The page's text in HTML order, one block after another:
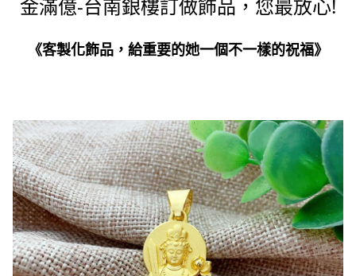
金滿億-台南銀樓訂做飾品，您最放心!
《客製化飾品，給重要的她一個不一樣的祝福》